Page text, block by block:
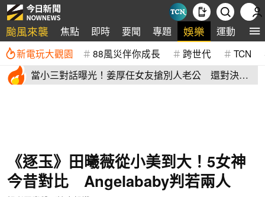
颱風來襲 焦點 即時 要聞 專題 娛樂 運動 全
新電玩大觀園 88風災伴你成長 跨世代 TCN
當小三對話曝光！姜厚任女友搶別人老公 還對決正
《逐玉》田曦薇從小美到大！5女神
今昔對比 Angelababy判若兩人